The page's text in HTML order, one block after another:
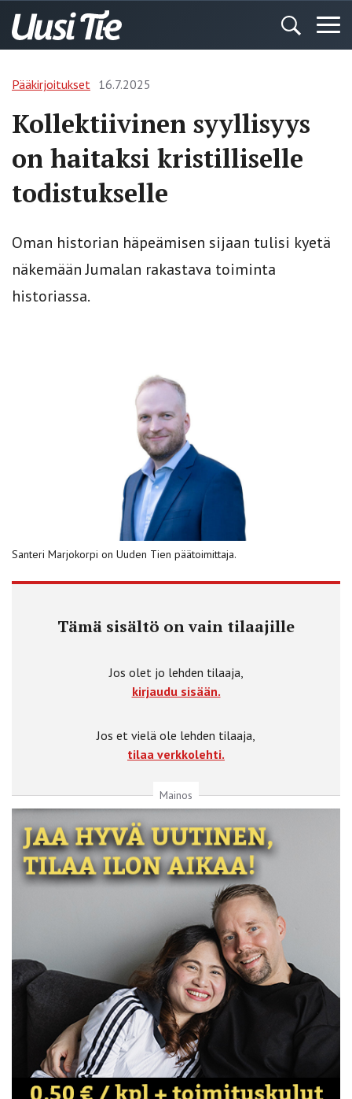
Pääkirjoitukset 16.7.2025
Kollektiivinen syyllisyys
on haitaksi kristilliselle
todistukselle
Oman historian häpeämisen sijaan tulisi kyetä
näkemään Jumalan rakastava toiminta
historiassa.
Santeri Marjokorpi on Uuden Tien päätoimittaja.
Tämä sisältö on vain tilaajille
Jos olet jo lehden tilaaja,
kirjaudu sisään.
Jos et vielä ole lehden tilaaja,
tilaa verkkolehti.
Mainos